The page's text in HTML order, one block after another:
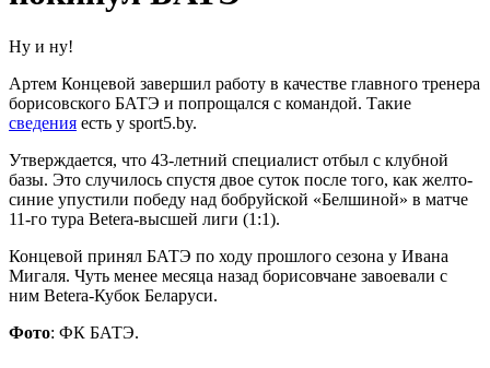
Ну и ну!
Артем Концевой завершил работу в качестве главного тренера
борисовского БАТЭ и попрощался с командой. Такие
сведения есть у sport5.by.
Утверждается, что 43-летний специалист отбыл с клубной
базы. Это случилось спустя двое суток после того, как желто-
синие упустили победу над бобруйской «Белшиной» в матче
11-го тура Betera-высшей лиги (1:1).
Концевой принял БАТЭ по ходу прошлого сезона у Ивана
Мигаля. Чуть менее месяца назад борисовчане завоевали с
ним Betera-Кубок Беларуси.
Фото: ФК БАТЭ.